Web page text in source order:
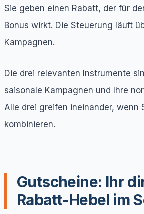
Sie geben einen Rabatt, der für
Bonus wirkt. Die Steuerung läuft
Kampagnen.
Die drei relevanten Instrumente
saisonale Kampagnen und Ihre
Alle drei greifen ineinander, wenn
kombinieren.
Gutscheine: Ihr
Rabatt-Hebel im